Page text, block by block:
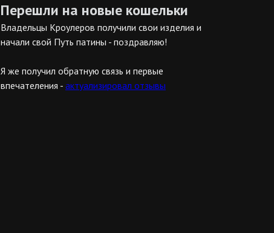
Перешли на новые кошельки
Владельцы Кроулеров получили свои изделия и
начали свой Путь патины - поздравляю!
Я же получил обратную связь и первые
впечателения - актуализировал отзывы